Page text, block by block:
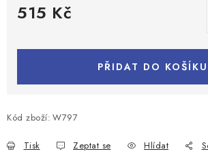
515 Kč
PŘIDAT DO KOŠÍKU
Kód zboží: W797
Tisk Zeptat se Hlídat